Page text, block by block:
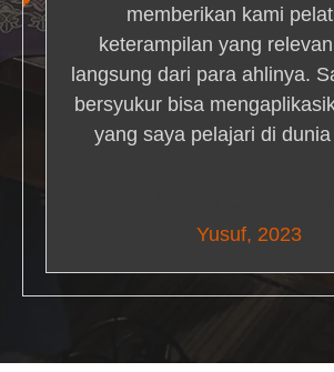
memberikan kami
keterampilan yang
langsung dari para ahlinya.
bersyukur bisa
yang saya pelajari di
Yusuf, 2023